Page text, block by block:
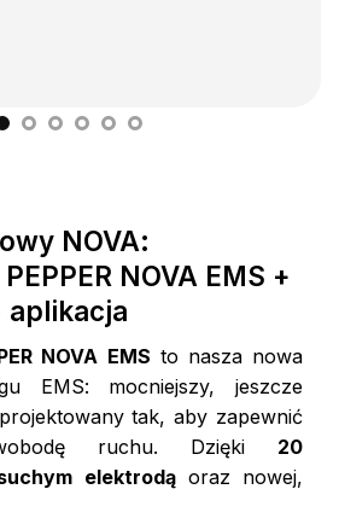
NOVA:
NOVA EMS +
aplikacja
NOVA EMS to nasza nowa
EMS: mocniejszy, jeszcze
tak, aby zapewnić
ruchu. Dzięki 20
elektrodąoraz nowej,